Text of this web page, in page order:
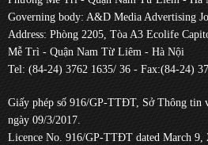
Governing body: A&D Media Advertising
Address: Phòng 2205, Tòa A3 Ecolife
Mễ Trì - Quận Nam Từ Liêm - Hà Nội
Tel: (84-24) 3762 1635/ 36 - Fax:(84-24)
Giấy phép số 916/GP-TTĐT, Sở Thông tin
ngày 09/3/2017.
Licence No. 916/GP-TTĐT dated March 9,